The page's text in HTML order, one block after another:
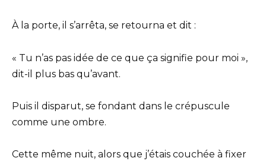
À la porte, il s’arrêta, se retourna et dit :
« Tu n’as pas idée de ce que ça signifie pour moi »,
dit-il plus bas qu’avant.
Puis il disparut, se fondant dans le crépuscule
comme une ombre.
Cette même nuit, alors que j’étais couchée à fixer